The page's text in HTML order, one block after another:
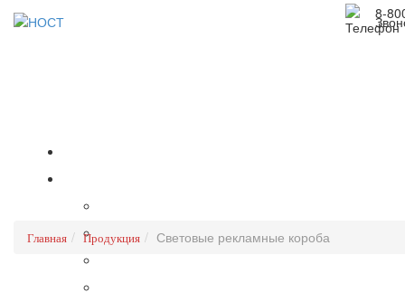
8-
Главная Продукция Световые рекламные короба